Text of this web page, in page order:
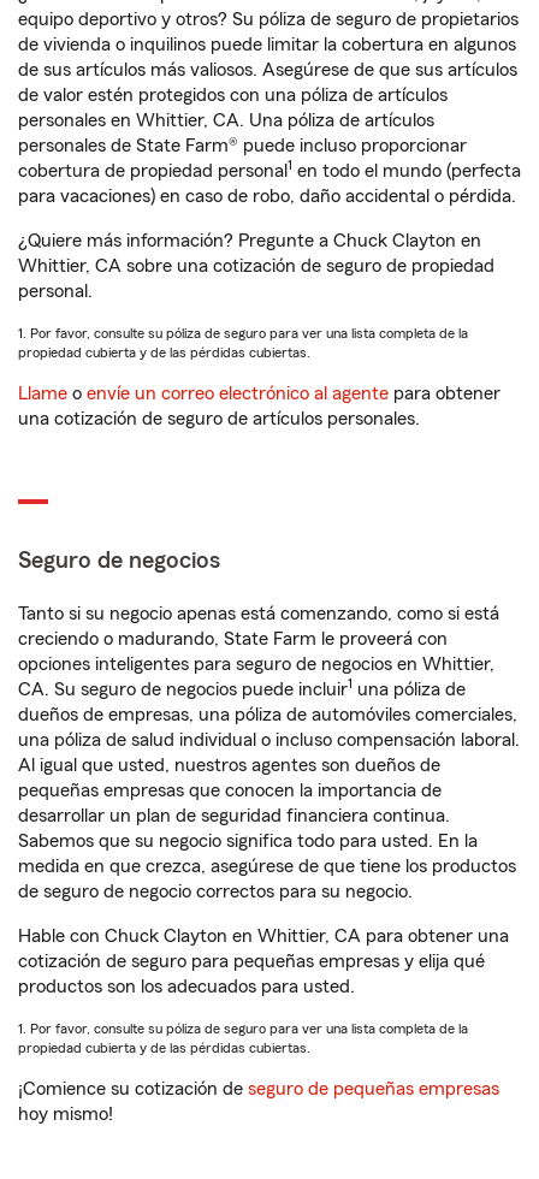
equipo deportivo y otros? Su póliza de seguro de propietarios
de vivienda o inquilinos puede limitar la cobertura en algunos
de sus artículos más valiosos. Asegúrese de que sus artículos
de valor estén protegidos con una póliza de artículos
personales en Whittier, CA. Una póliza de artículos
personales de State Farm® puede incluso proporcionar
cobertura de propiedad personal 1 en todo el mundo (perfecta
para vacaciones) en caso de robo, daño accidental o pérdida.
¿Quiere más información? Pregunte a Chuck Clayton en
Whittier, CA sobre una cotización de seguro de propiedad
personal.
1. Por favor, consulte su póliza de seguro para ver una lista completa de la
propiedad cubierta y de las pérdidas cubiertas.
Llame o envíe un correo electrónico al agente para obtener
una cotización de seguro de artículos personales.
Seguro de negocios
Tanto si su negocio apenas está comenzando, como si está
creciendo o madurando, State Farm le proveerá con
opciones inteligentes para seguro de negocios en Whittier,
CA. Su seguro de negocios puede incluir1 una póliza de
dueños de empresas, una póliza de automóviles comerciales,
una póliza de salud individual o incluso compensación laboral.
Al igual que usted, nuestros agentes son dueños de
pequeñas empresas que conocen la importancia de
desarrollar un plan de seguridad financiera continua.
Sabemos que su negocio significa todo para usted. En la
medida en que crezca, asegúrese de que tiene los productos
de seguro de negocio correctos para su negocio.
Hable con Chuck Clayton en Whittier, CA para obtener una
cotización de seguro para pequeñas empresas y elija qué
productos son los adecuados para usted.
1. Por favor, consulte su póliza de seguro para ver una lista completa de la
propiedad cubierta y de las pérdidas cubiertas.
¡Comience su cotización de seguro de pequeñas empresas
hoy mismo!